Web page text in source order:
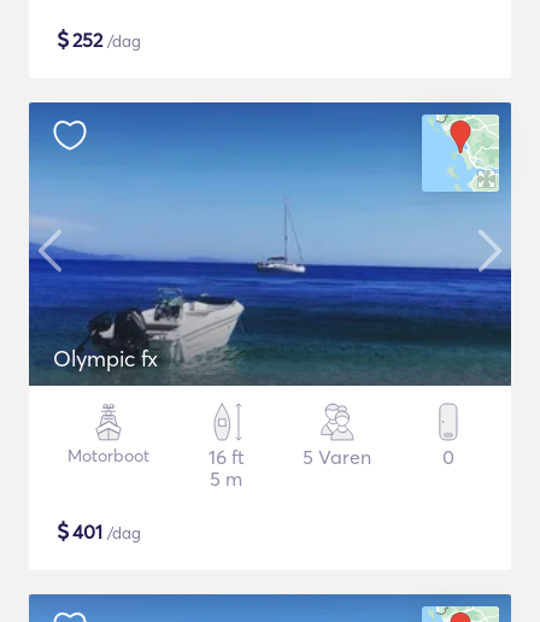
$252/dag
Olympic fx
Motorboot
16 ft
5 m
5 Varen 0
$401 /dag